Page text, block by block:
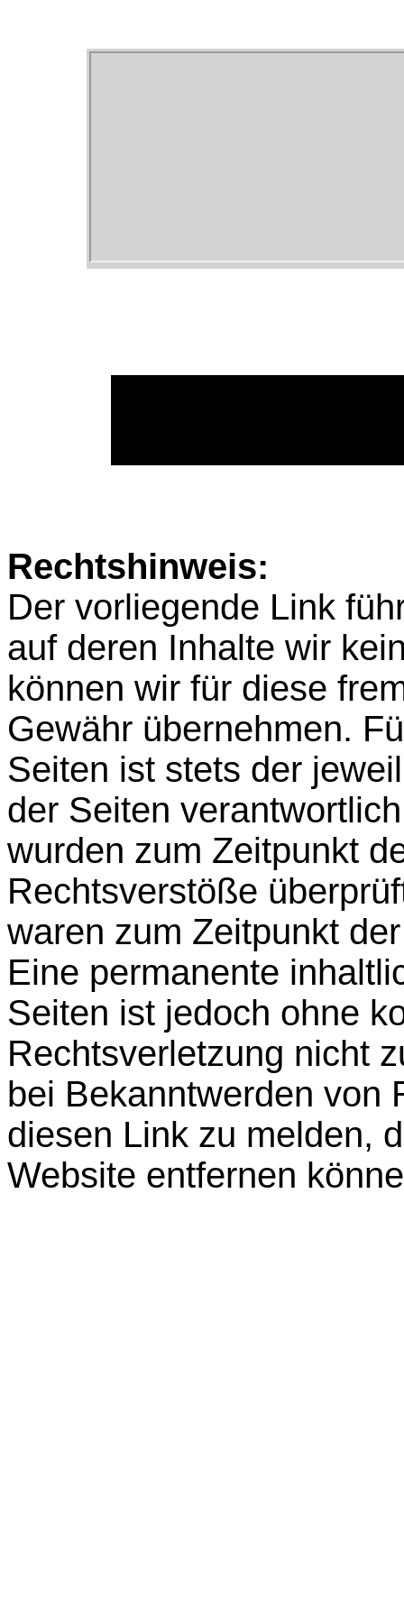
Rechtshinweis:
Der vorliegende Link
auf deren Inhalte wir
können wir für diese
Gewähr übernehmen.
Seiten ist stets der
der Seiten
wurden zum Zeitpunkt
Rechtsverstöße
waren zum Zeitpunkt
Eine permanente
Seiten ist jedoch ohne
Rechtsverletzung nicht
bei Bekanntwerden von
diesen Link zu melden,
Website entfernen